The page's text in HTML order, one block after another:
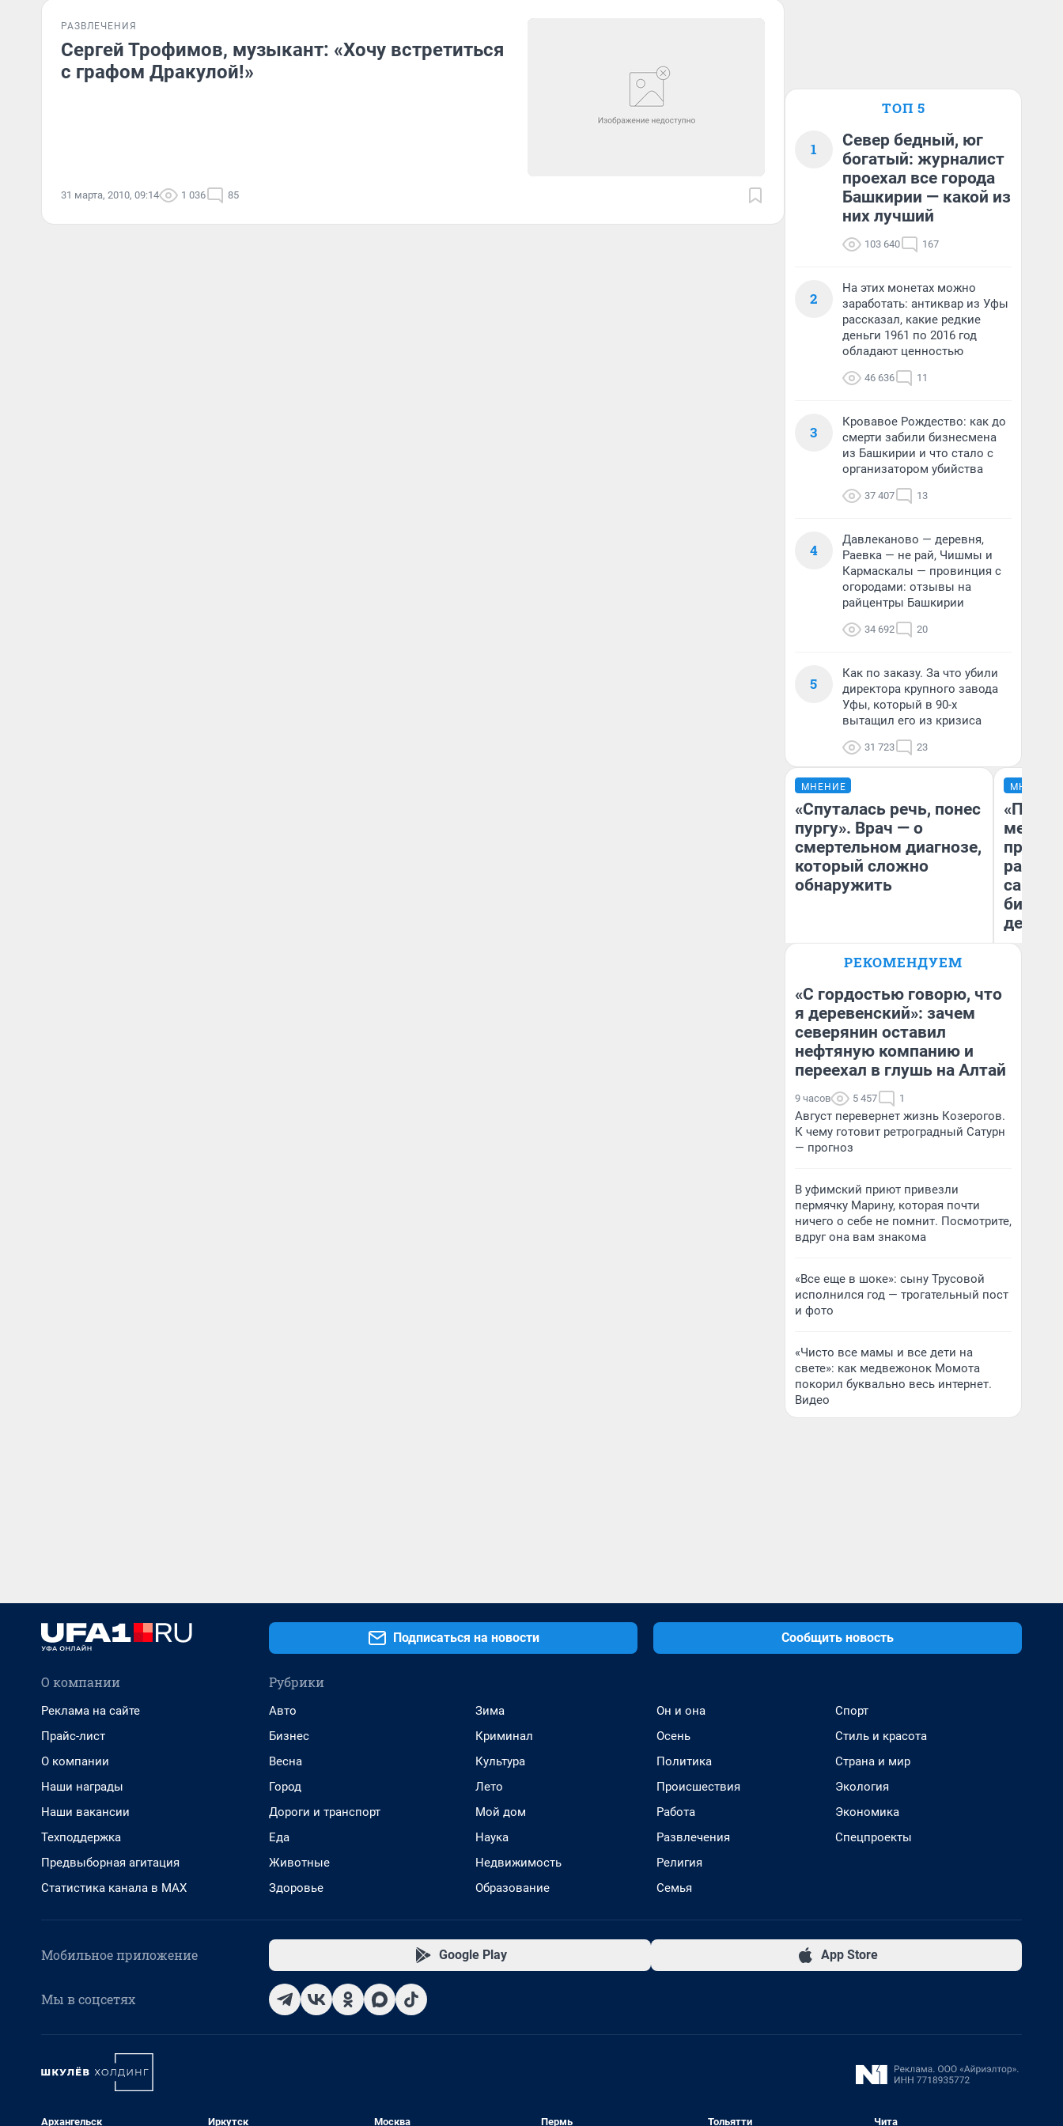
РАЗВЛЕЧЕНИЯ
Сергей Трофимов, музыкант: «Хочу встретиться
с графом Дракулой!»
31 марта, 2010, 09:14 1 036 85
ТОП 5
1
Север бедный, юг
богатый: журналист
проехал все города
Башкирии — какой из
них лучший
103 640 167
2
На этих монетах можно
заработать: антиквар из Уфы
рассказал, какие редкие
деньги 1961 по 2016 год
обладают ценностью
46 636 11
3
Кровавое Рождество: как до
смерти забили бизнесмена
из Башкирии и что стало с
организатором убийства
37 407 13
4
Давлеканово — деревня,
Раевка — не рай, Чишмы и
Кармаскалы — провинция с
огородами: отзывы на
райцентры Башкирии
34 692 20
5
Как по заказу. За что убили
директора крупного завода
Уфы, который в 90-х
вытащил его из кризиса
31 723 23
МНЕНИЕ
«Спуталась речь, понес
пургу». Врач — о
смертельном диагнозе,
который сложно
обнаружить
Главврач клиники
Волковой»
МНЕНИЕ
самом
РЕКОМЕНДУЕМ
«С гордостью говорю, что
я деревенский»: зачем
северянин оставил
нефтяную компанию и
переехал в глушь на Алтай
9 часов 5 457 1
Август перевернет жизнь Козерогов.
К чему готовит ретроградный Сатурн
— прогноз
В уфимский приют привезли
пермячку Марину, которая почти
ничего о себе не помнит. Посмотрите,
вдруг она вам знакома
«Все еще в шоке»: сыну Трусовой
исполнился год — трогательный пост
и фото
«Чисто все мамы и все дети на
свете»: как медвежонок Момота
покорил буквально весь интернет.
Видео
Подписаться на новости Сообщить новость
О компании
Реклама на сайте
Прайс-лист
О компании
Наши награды
Наши вакансии
Техподдержка
Предвыборная агитация
Статистика канала в MAX
Рубрики
Авто
Бизнес
Весна
Город
Дороги и транспорт
Еда
Животные
Здоровье
Зима
Криминал
Культура
Лето
Мой дом
Наука
Недвижимость
Образование
Он и она
Осень
Политика
Происшествия
Работа
Развлечения
Религия
Семья
Спорт
Стиль и красота
Страна и мир
Экология
Экономика
Спецпроекты
Мобильное приложение Google Play App Store
Мы в соцсетях
Архангельск Иркутск Москва Пермь Тольятти Чита